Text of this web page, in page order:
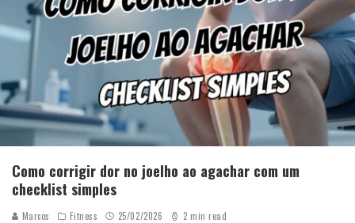
Como corrigir dor no joelho ao agachar com um
checklist simples
Marcos Fitness 25/02/2026 2 min read